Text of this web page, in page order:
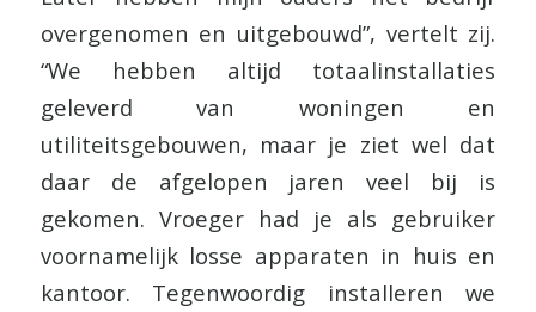
overgenomen en uitgebouwd”, vertelt zij.
“We hebben altijd totaalinstallaties
geleverd van woningen en
utiliteitsgebouwen, maar je ziet wel dat
daar de afgelopen jaren veel bij is
gekomen. Vroeger had je als gebruiker
voornamelijk losse apparaten in huis en
kantoor. Tegenwoordig installeren we